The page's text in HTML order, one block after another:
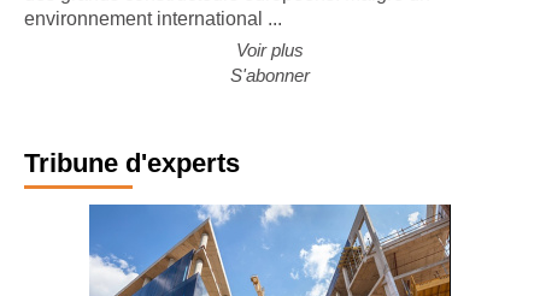
environnement international ...
Voir plus
S'abonner
Tribune d'experts